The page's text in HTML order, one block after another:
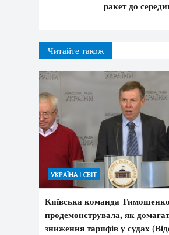
ракет до
Читайте також
УКРАЇНА І СВІТ
Київська команда Тимошенко
продемонструвала, як
зниження тарифів у судах